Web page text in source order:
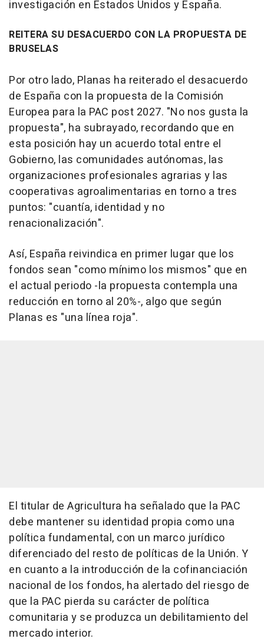
investigación en Estados Unidos y España.
REITERA SU DESACUERDO CON LA PROPUESTA DE
BRUSELAS
Por otro lado, Planas ha reiterado el desacuerdo
de España con la propuesta de la Comisión
Europea para la PAC post 2027. "No nos gusta la
propuesta", ha subrayado, recordando que en
esta posición hay un acuerdo total entre el
Gobierno, las comunidades autónomas, las
organizaciones profesionales agrarias y las
cooperativas agroalimentarias en torno a tres
puntos: "cuantía, identidad y no
renacionalización".
Así, España reivindica en primer lugar que los
fondos sean "como mínimo los mismos" que en
el actual periodo -la propuesta contempla una
reducción en torno al 20%-, algo que según
Planas es "una línea roja".
El titular de Agricultura ha señalado que la PAC
debe mantener su identidad propia como una
política fundamental, con un marco jurídico
diferenciado del resto de políticas de la Unión. Y
en cuanto a la introducción de la cofinanciación
nacional de los fondos, ha alertado del riesgo de
que la PAC pierda su carácter de política
comunitaria y se produzca un debilitamiento del
mercado interior.